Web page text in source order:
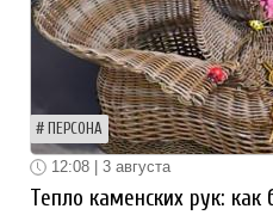
ПЕРСОНА
12:08 | 3 августа
Тепло каменских рук: как